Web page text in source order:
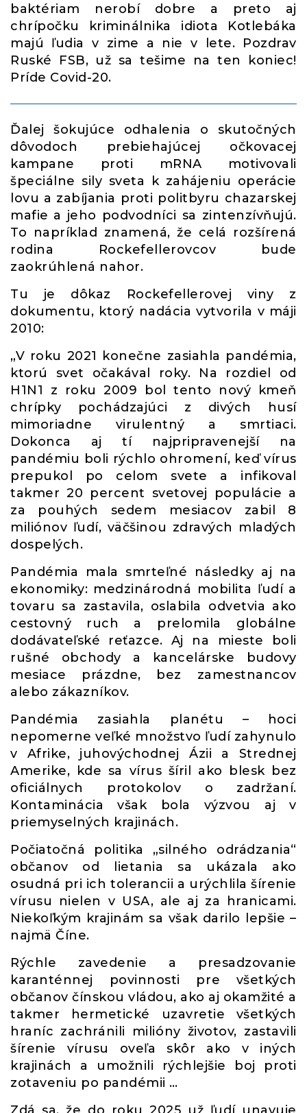
baktériam nerobí dobre a preto aj
chrípočku kriminálnika idiota Kotlebáka
majú ľudia v zime a nie v lete. Pozdrav
Ruské FSB, už sa tešime na ten koniec!
Príde Covid-20.
Ďalej šokujúce odhalenia o skutočných
dôvodoch prebiehajúcej očkovacej
kampane proti mRNA motivovali
špeciálne sily sveta k zahájeniu operácie
lovu a zabíjania proti politbyru chazarskej
mafie a jeho podvodníci sa zintenzívňujú.
To napríklad znamená, že celá rozšírená
rodina Rockefellerovcov bude
zaokrúhlená nahor.
Tu je dôkaz Rockefellerovej viny z
dokumentu, ktorý nadácia vytvorila v máji
2010:
„V roku 2021 konečne zasiahla pandémia,
ktorú svet očakával roky. Na rozdiel od
H1N1 z roku 2009 bol tento nový kmeň
chrípky pochádzajúci z divých husí
mimoriadne virulentný a smrtiaci.
Dokonca aj tí najpripravenejší na
pandémiu boli rýchlo ohromení, keď vírus
prepukol po celom svete a infikoval
takmer 20 percent svetovej populácie a
za pouhých sedem mesiacov zabil 8
miliónov ľudí, väčšinou zdravých mladých
dospelých.
Pandémia mala smrteľné následky aj na
ekonomiky: medzinárodná mobilita ľudí a
tovaru sa zastavila, oslabila odvetvia ako
cestovný ruch a prelomila globálne
dodávateľské reťazce. Aj na mieste boli
rušné obchody a kancelárske budovy
mesiace prázdne, bez zamestnancov
alebo zákazníkov.
Pandémia zasiahla planétu – hoci
nepomerne veľké množstvo ľudí zahynulo
v Afrike, juhovýchodnej Ázii a Strednej
Amerike, kde sa vírus šíril ako blesk bez
oficiálnych protokolov o zadržaní.
Kontaminácia však bola výzvou aj v
priemyselných krajinách.
Počiatočná politika „silného odrádzania“
občanov od lietania sa ukázala ako
osudná pri ich tolerancii a urýchlila šírenie
vírusu nielen v USA, ale aj za hranicami.
Niekoľkým krajinám sa však darilo lepšie –
najmä Číne.
Rýchle zavedenie a presadzovanie
karanténnej povinnosti pre všetkých
občanov čínskou vládou, ako aj okamžité a
takmer hermetické uzavretie všetkých
hraníc zachránili milióny životov, zastavili
šírenie vírusu oveľa skôr ako v iných
krajinách a umožnili rýchlejšie boj proti
zotaveniu po pandémii …